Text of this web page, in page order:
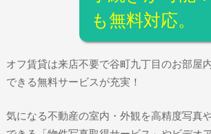
も無料対応。
オフ賃貸は来店不要で谷町九丁目のお部屋
できる無料サービスが充実！
気になる不動産の室内・外観を高精度写真